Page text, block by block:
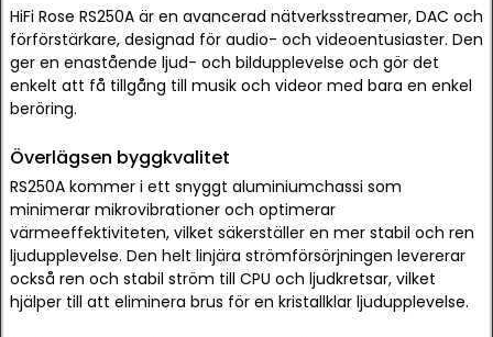
HiFi Rose RS250A är en avancerad nätverksstreamer, DAC och
förförstärkare, designad för audio- och videoentusiaster. Den
ger en enastående ljud- och bildupplevelse och gör det
enkelt att få tillgång till musik och videor med bara en enkel
beröring.
Överlägsen byggkvalitet
RS250A kommer i ett snyggt aluminiumchassi som
minimerar mikrovibrationer och optimerar
värmeeffektiviteten, vilket säkerställer en mer stabil och ren
ljudupplevelse. Den helt linjära strömförsörjningen levererar
också ren och stabil ström till CPU och ljudkretsar, vilket
hjälper till att eliminera brus för en kristallklar ljudupplevelse.